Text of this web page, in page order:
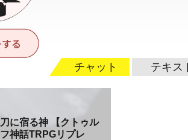
チャット テキス
刀に宿る神 【クトゥル
フ神話TRPGリプレ